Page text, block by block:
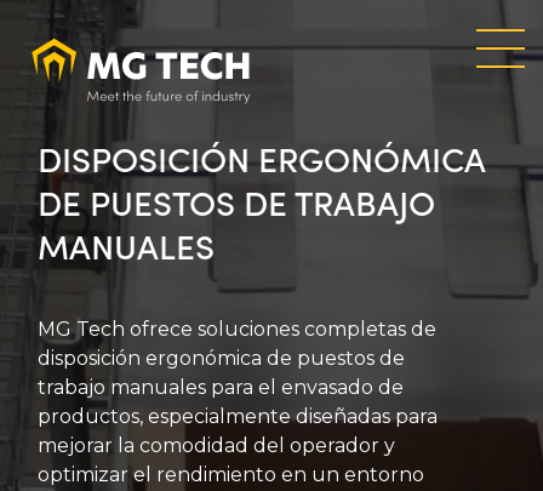
main
content
DISPOSICIÓN ERGONÓMICA
DE PUESTOS DE TRABAJO
MANUALES
MG Tech ofrece soluciones completas de
disposición ergonómica de puestos de
trabajo manuales para el envasado de
productos, especialmente diseñadas para
mejorar la comodidad del operador y
optimizar el rendimiento en un entorno